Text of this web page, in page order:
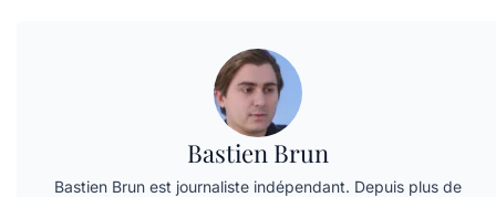
Bastien Brun
Bastien Brun est journaliste indépendant. Depuis plus de